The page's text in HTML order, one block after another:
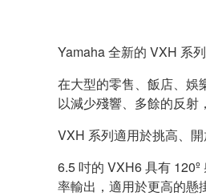
Yamaha 全新的 VXH 系
在大型的零售、飯店、娛
以減少殘響、多餘的反射
VXH 系列適用於挑高、
6.5 吋的 VXH6 具有
率輸出，適用於更高的懸